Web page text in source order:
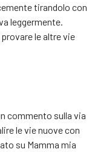
tirandolo con
leggermente.
le altre vie
commento sulla via
le vie nuove con
su Mamma mia